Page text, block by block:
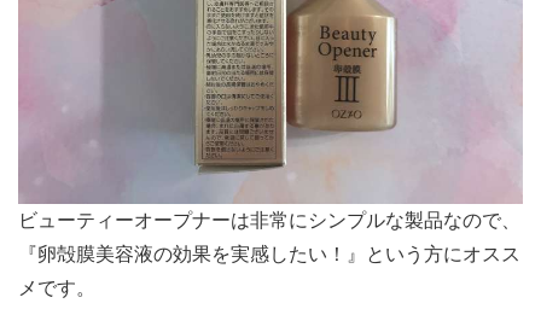
ビューティーオープナーは非常にシンプルな製品なので、
『卵殻膜美容液の効果を実感したい！』という方にオスス
メ です。